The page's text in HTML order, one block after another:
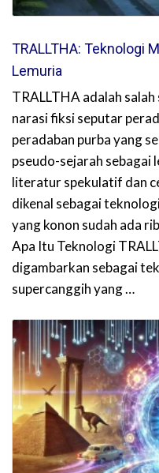
TRALLTHA: Teknologi
Lemuria
TRALLTHA adalah
narasi fiksi seputar
peradaban purba yang
pseudo-sejarah sebagai
literatur spekulatif dan
dikenal sebagai
yang konon sudah ada
Apa Itu Teknologi
digambarkan sebagai
supercanggih yang …